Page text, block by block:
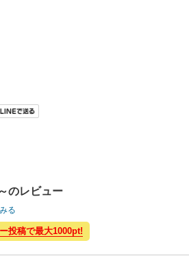
のレビュー
る
投稿で最大1000pt!